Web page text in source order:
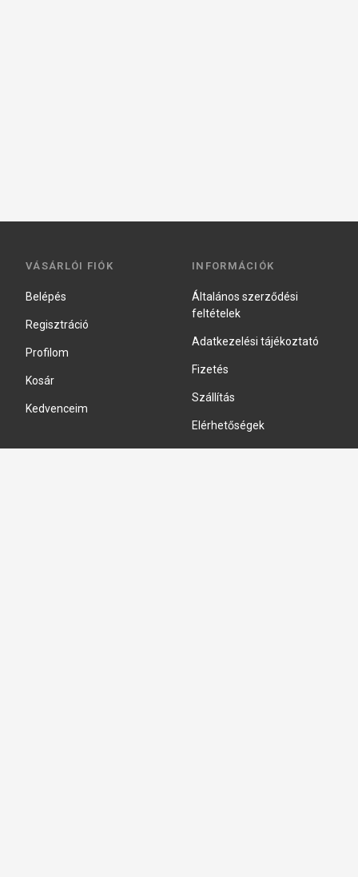
VÁSÁRLÓI FIÓK
Belépés
Regisztráció
Profilom
Kosár
Kedvenceim
INFORMÁCIÓK
Általános szerződési
feltételek
Adatkezelési tájékoztató
Fizetés
Szállítás
Elérhetőségek
Adatkezelési beállítások